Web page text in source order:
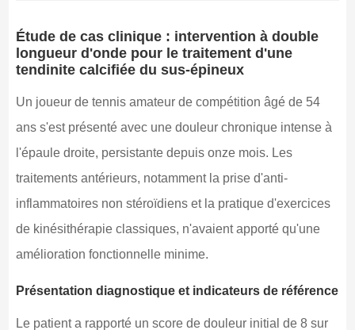
Étude de cas clinique : intervention à double
longueur d'onde pour le traitement d'une
tendinite calcifiée du sus-épineux
Un joueur de tennis amateur de compétition âgé de 54
ans s'est présenté avec une douleur chronique intense à
l'épaule droite, persistante depuis onze mois. Les
traitements antérieurs, notamment la prise d'anti-
inflammatoires non stéroïdiens et la pratique d'exercices
de kinésithérapie classiques, n'avaient apporté qu'une
amélioration fonctionnelle minime.
Présentation diagnostique et indicateurs de référence
Le patient a rapporté un score de douleur initial de 8 sur